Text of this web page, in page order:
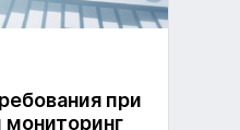
при
мониторинг